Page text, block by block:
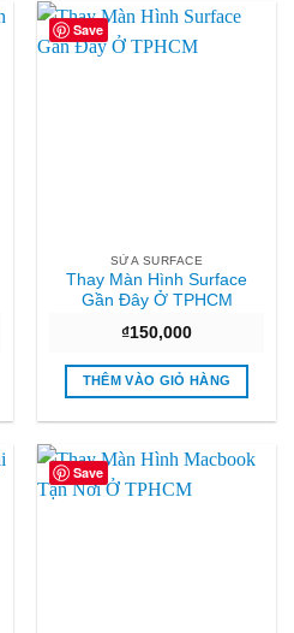
Save
SỬA SURFACE
Thay Màn Hình Surface
Gần Đây Ở TPHCM
₫150,000
THÊM VÀO GIỎ HÀNG
Save